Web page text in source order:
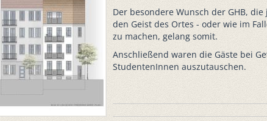
Der besondere Wunsch der GHB,
den Geist des Ortes - oder wie im
zu machen, gelang somit.
Anschließend waren die Gäste bei
StudentenInnen auszutauschen.